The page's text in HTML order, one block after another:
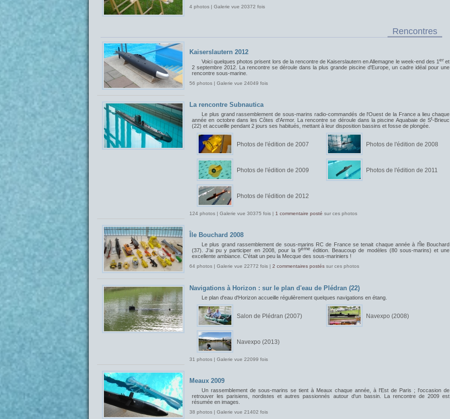
4 photos | Galerie vue 20372 fois
Rencontres
Kaiserslautern 2012
Voici quelques photos prisent lors de la rencontre de Kaiserslautern en Allemagne le week-end des 1eret
2 septembre 2012. La rencontre se déroule dans la plus grande piscine d'Europe, un cadre idéal pour une
rencontre sous-marine.
56 photos | Galerie vue 24049 fois
La rencontre Subnautica
Le plus grand rassemblement de sous-marins radio-commandés de l'Ouest de la France a lieu chaque
année en octobre dans les Côtes d'Armor. La rencontre se déroule dans la piscine Aquabaie de St-Brieuc
(22) et accueille pendant 2 jours ses habitués, mettant à leur disposition bassins et fosse de plongée.
Photos de l'édition de 2007 Photos de l'édition de 2008
Photos de l'édition de 2009 Photos de l'édition de 2011
Photos de l'édition de 2012
124 photos | Galerie vue 30375 fois | 1 commentaire posté sur ces photos
Île Bouchard 2008
Le plus grand rassemblement de sous-marins RC de France se tenait chaque année à l'Île Bouchard
(37). J'ai pu y participer en 2008, pour la 9ème édition. Beaucoup de modèles (80 sous-marins) et une
excellente ambiance. C'était un peu la Mecque des sous-mariniers !
64 photos | Galerie vue 22772 fois | 2 commentaires postés sur ces photos
Navigations à Horizon : sur le plan d'eau de Plédran (22)
Le plan d'eau d'Horizon accueille régulièrement quelques navigations en étang.
Salon de Plédran (2007) Navexpo (2008)
Navexpo (2013)
31 photos | Galerie vue 22099 fois
Meaux 2009
Un rassemblement de sous-marins se tient à Meaux chaque année, à l'Est de Paris ; l'occasion de
retrouver les parisiens, nordistes et autres passionnés autour d'un bassin. La rencontre de 2009 est
résumée en images.
38 photos | Galerie vue 21402 fois